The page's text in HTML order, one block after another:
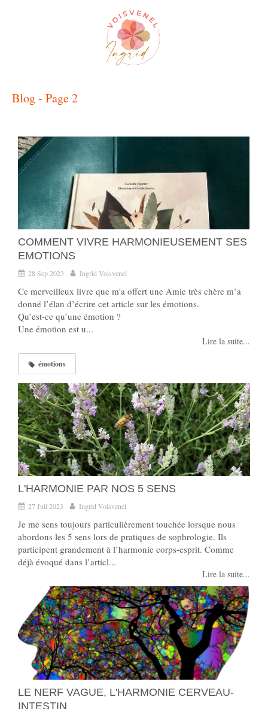
Blog - Page 2
COMMENT VIVRE HARMONIEUSEMENT SES
EMOTIONS
28 Sep 2023 Ingrid Voisvenel
Ce merveilleux livre que m'a offert une Amie très chère m’a
donné l’élan d’écrire cet article sur les émotions.
Qu’est-ce qu’une émotion ?
Une émotion est u...
Lire la suite...
émotions
L'HARMONIE PAR NOS 5 SENS
27 Juil 2023 Ingrid Voisvenel
Je me sens toujours particulièrement touchée lorsque nous
abordons les 5 sens lors de pratiques de sophrologie. Ils
participent grandement à l’harmonie corps-esprit. Comme
déjà évoqué dans l’articl...
Lire la suite...
LE NERF VAGUE, L'HARMONIE CERVEAU-
INTESTIN